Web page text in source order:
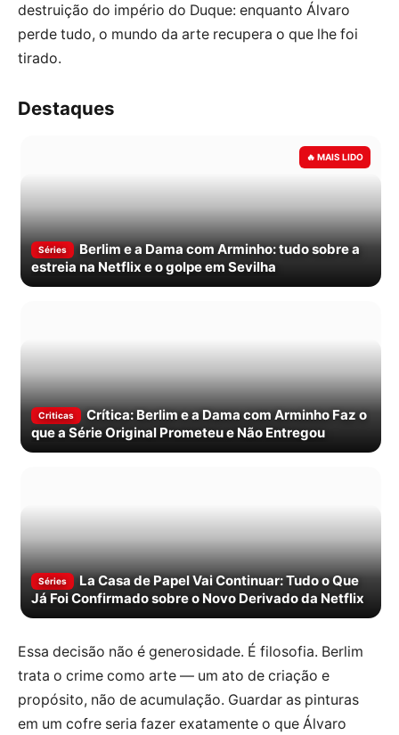
destruição do império do Duque: enquanto Álvaro
perde tudo, o mundo da arte recupera o que lhe foi
tirado.
Destaques
Séries
Berlim e a Dama com Arminho: tudo sobre a
estreia na Netflix e o golpe em Sevilha
Criticas
Crítica: Berlim e a Dama com Arminho Faz o
que a Série Original Prometeu e Não Entregou
Séries
La Casa de Papel Vai Continuar: Tudo o Que
Já Foi Confirmado sobre o Novo Derivado da Netflix
Essa decisão não é generosidade. É filosofia. Berlim
trata o crime como arte — um ato de criação e
propósito, não de acumulação. Guardar as pinturas
em um cofre seria fazer exatamente o que Álvaro